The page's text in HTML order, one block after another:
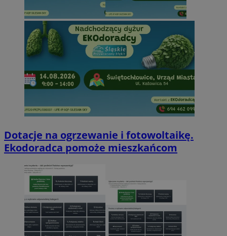
Dotacje na ogrzewanie i fotowoltaikę.
Ekodoradca pomoże mieszkańcom